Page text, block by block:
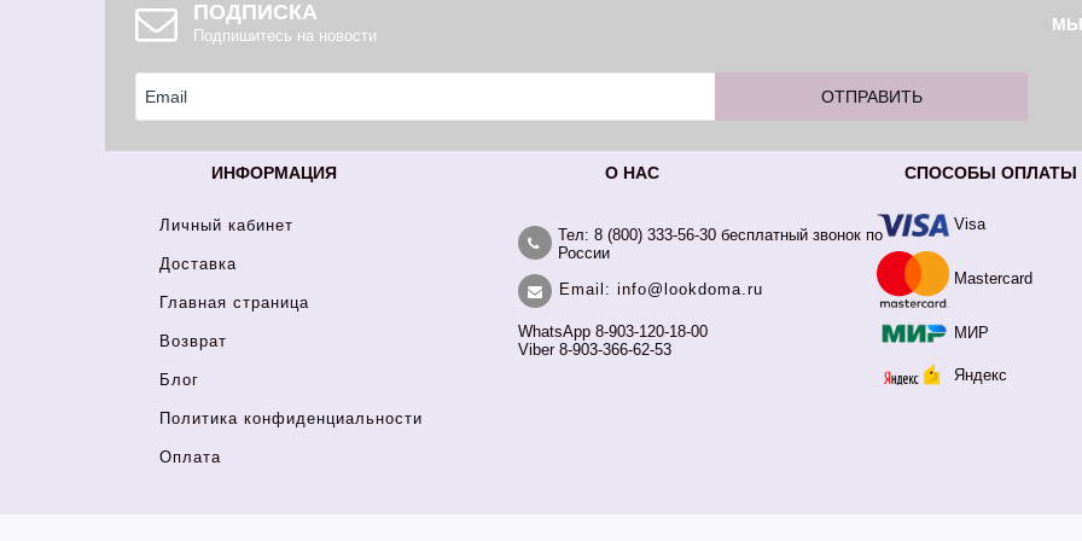
ПОДПИСКА
Подпишитесь на новости
МЫ
ИНФОРМАЦИЯ
Личный кабинет
Доставка
Главная страница
Возврат
Блог
Политика конфиденциальности
Оплата
О НАС
Тел: 8 (800) 333-56-30 бесплатный звонок по
России
Email: info@lookdoma.ru
WhatsApp 8-903-120-18-00
Viber 8-903-366-62-53
СПОСОБЫ ОПЛАТЫ
Visa
Mastercard
МИР
Яндекс